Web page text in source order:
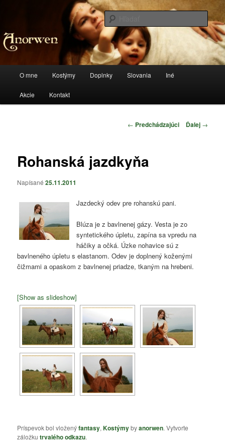
obsahanorwen
Stránka o kostýmoch a všetkom, čo sa k tomu vzťahuje
O mne Kostýmy Doplnky Slovania Iné
Akcie Kontakt
Navigácia
← Predchádzajúci Ďalej →
Rohanská jazdkyňa
Napísané25.11.2011
Jazdecký odev pre rohanskú pani.
Blúza je z bavlnenej gázy. Vesta je zo
syntetického úpletu, zapína sa vpredu na
háčiky a očká. Úzke nohavice sú z
bavlneného úpletu s elastanom. Odev je doplnený koženými
čižmami a opaskom z bavlnenej priadze, tkaným na hrebeni.
[Show as slideshow]
Príspevok bol vloženýfantasy,Kostýmybyanorwen. Vytvorte
záložkutrvalého odkazu.